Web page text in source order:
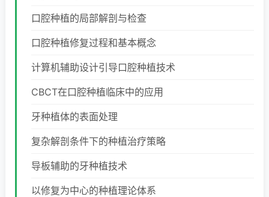
口腔种植的局部解剖与检查
口腔种植修复过程和基本概念
计算机辅助设计引导口腔种植技术
CBCT在口腔种植临床中的应用
牙种植体的表面处理
复杂解剖条件下的种植治疗策略
导板辅助的牙种植技术
以修复为中心的种植理论体系